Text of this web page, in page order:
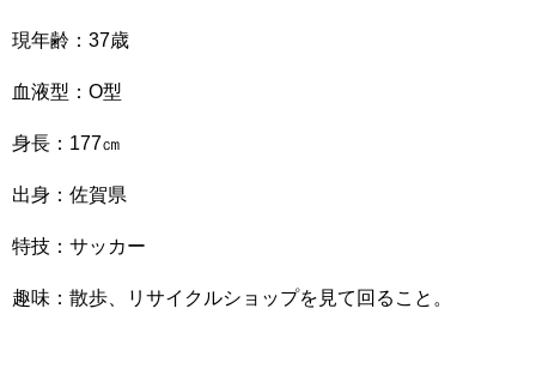
現年齢：37歳
血液型：O型
身長：177㎝
出身：佐賀県
特技：サッカー
趣味：散歩、リサイクルショップを見て回ること。